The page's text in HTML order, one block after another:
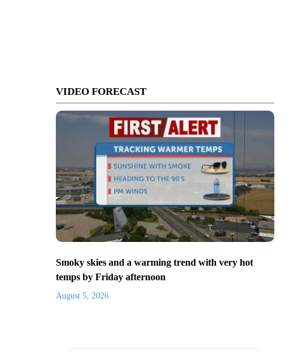
VIDEO FORECAST
Smoky skies and a warming trend with very hot
temps by Friday afternoon
August 5, 2026